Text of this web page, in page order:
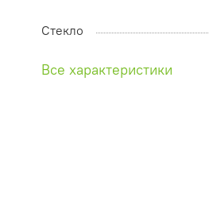
Стекло
Все характеристики